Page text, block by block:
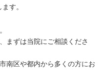
す。
まずは当院にご相談くださ
南区や都内から多くの方にお